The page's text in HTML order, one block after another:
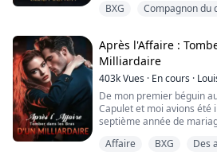
elle et Olivia partit en
déterminée à récupérer
Mais sa sœur, qui était
m...
BXG
Compagnon du
Après l'Affaire :
Milliardaire
403kVues · En cours ·
De mon premier béguin
Capulet et moi avions été
septième année de
Affaire BXG Des